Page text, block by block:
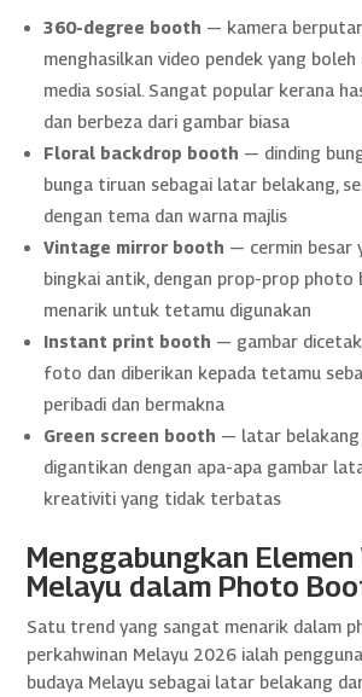
360-degree booth — kamera
menghasilkan video pendek yang
media sosial. Sangat popular kerana
dan berbeza dari gambar biasa
Floral backdrop booth — dinding
bunga tiruan sebagai latar belakang,
dengan tema dan warna majlis
Vintage mirror booth — cermin besar
bingkai antik, dengan prop-prop photo
menarik untuk tetamu digunakan
Instant print booth — gambar
foto dan diberikan kepada tetamu
peribadi dan bermakna
Green screen booth — latar belakang
digantikan dengan apa-apa gambar
kreativiti yang tidak terbatas
Menggabungkan Elemen
Melayu dalam Photo
Satu trend yang sangat menarik dalam
perkahwinan Melayu 2026 ialah
budaya Melayu sebagai latar belakang